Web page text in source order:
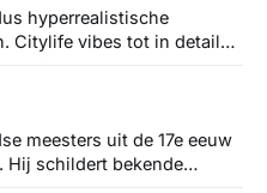
hyperrealistische
Citylife vibes tot in detail
meesters uit de 17e eeuw
Hij schildert bekende